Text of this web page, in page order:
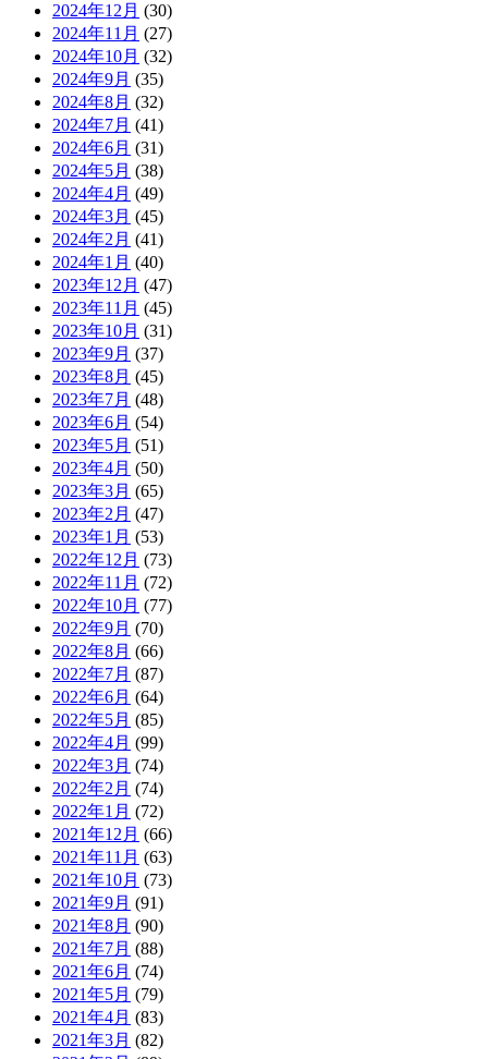
2024年12月 (30)
2024年11月 (27)
2024年10月 (32)
2024年9月 (35)
2024年8月 (32)
2024年7月 (41)
2024年6月 (31)
2024年5月 (38)
2024年4月 (49)
2024年3月 (45)
2024年2月 (41)
2024年1月 (40)
2023年12月 (47)
2023年11月 (45)
2023年10月 (31)
2023年9月 (37)
2023年8月 (45)
2023年7月 (48)
2023年6月 (54)
2023年5月 (51)
2023年4月 (50)
2023年3月 (65)
2023年2月 (47)
2023年1月 (53)
2022年12月 (73)
2022年11月 (72)
2022年10月 (77)
2022年9月 (70)
2022年8月 (66)
2022年7月 (87)
2022年6月 (64)
2022年5月 (85)
2022年4月 (99)
2022年3月 (74)
2022年2月 (74)
2022年1月 (72)
2021年12月 (66)
2021年11月 (63)
2021年10月 (73)
2021年9月 (91)
2021年8月 (90)
2021年7月 (88)
2021年6月 (74)
2021年5月 (79)
2021年4月 (83)
2021年3月 (82)